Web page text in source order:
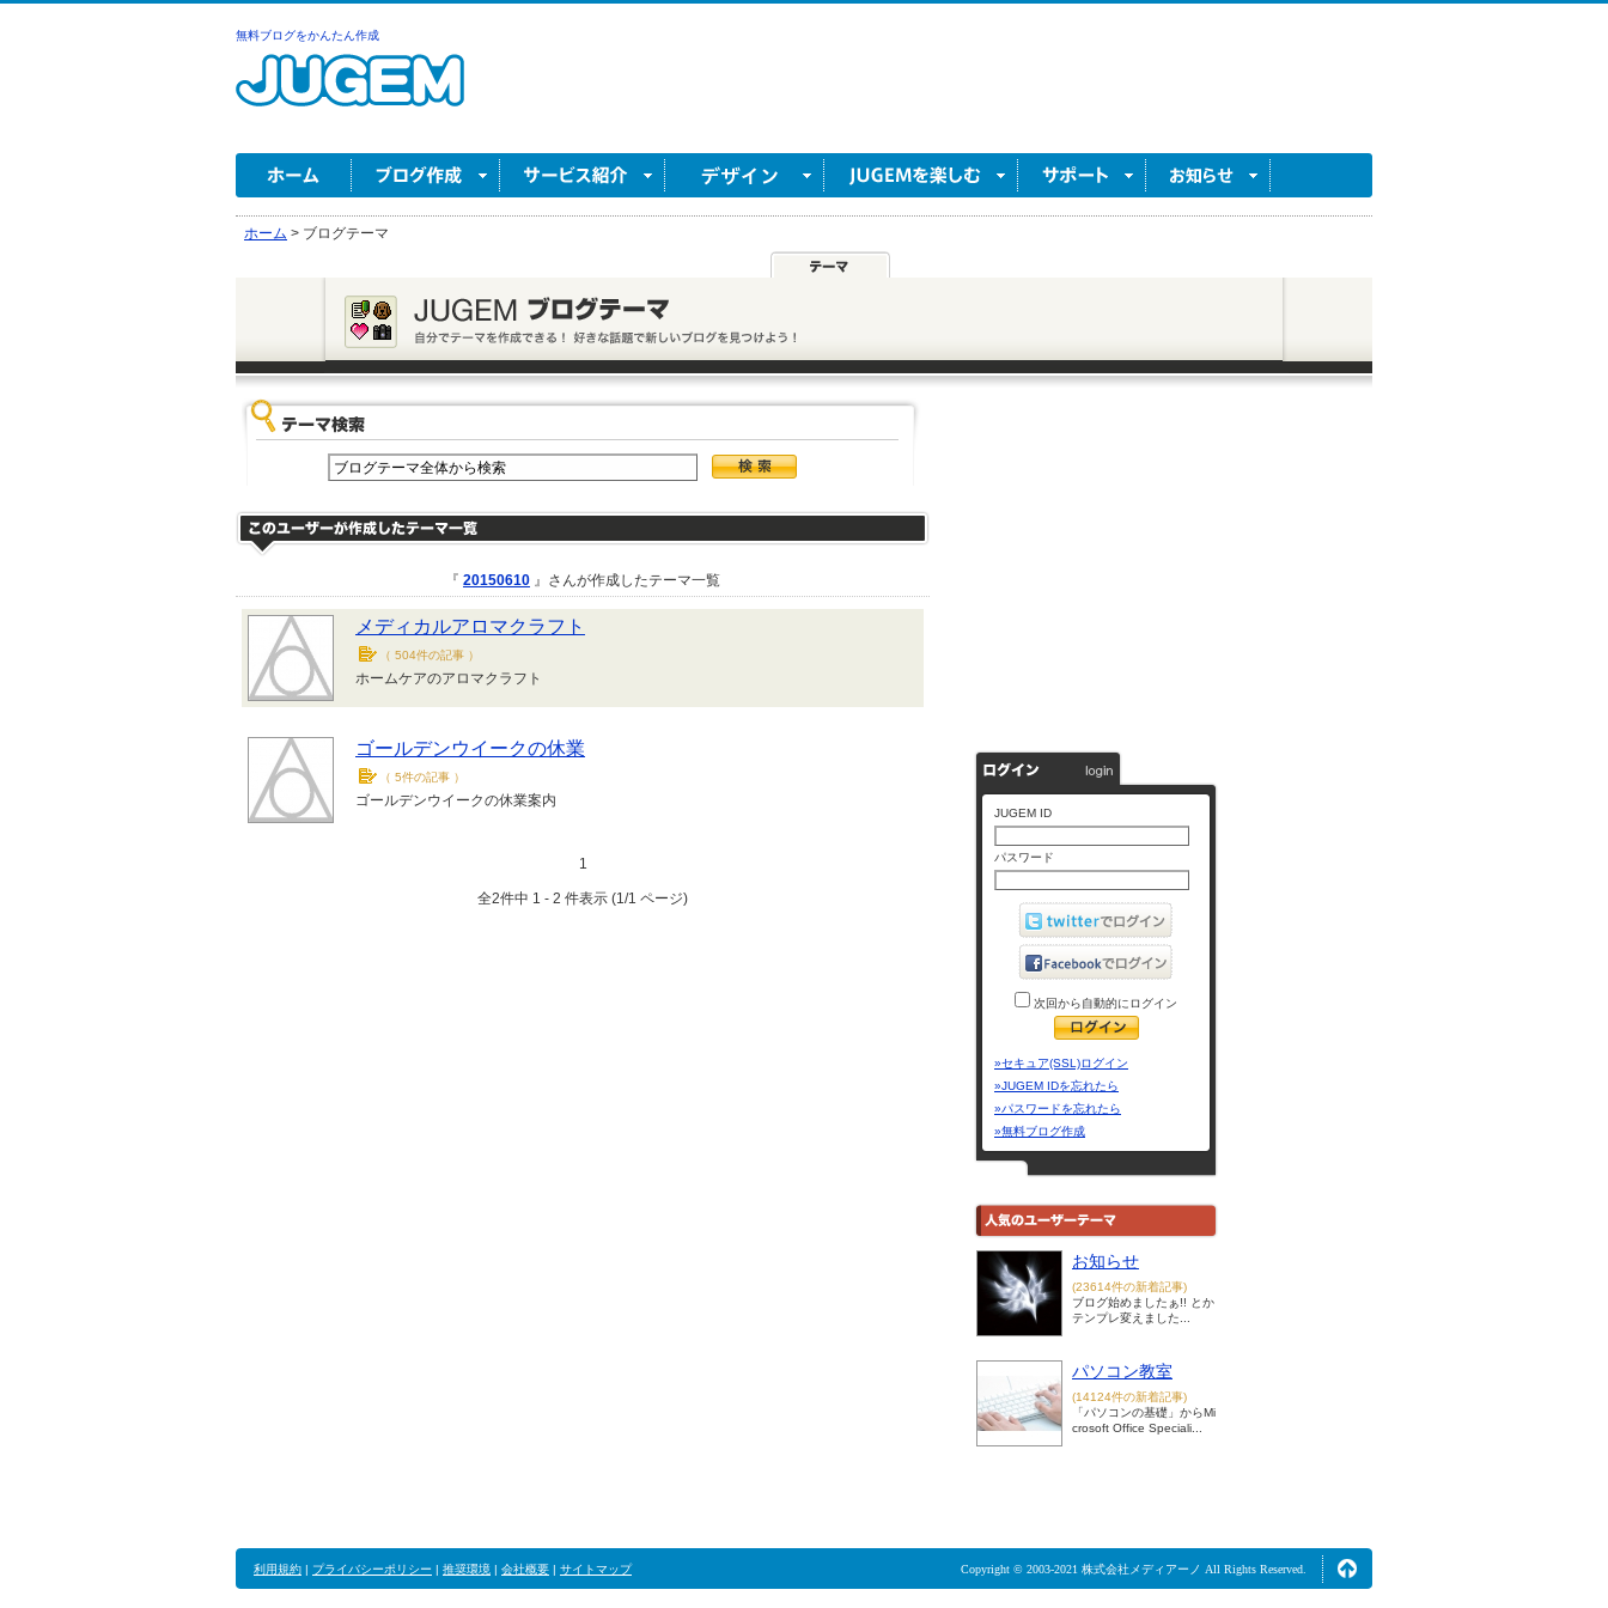
無料ブログをかんたん作成
ホーム > ブログテーマ
『 20150610 』さんが作成したテーマ一覧
メディカルアロマクラフト
（ 504件の記事 ）
ホームケアのアロマクラフト
ゴールデンウイークの休業
（ 5件の記事 ）
ゴールデンウイークの休業案内
1
全2件中 1 - 2 件表示 (1/1 ページ)
JUGEM ID
パスワード
次回から自動的にログイン
»セキュア(SSL)ログイン
»JUGEM IDを忘れたら
»パスワードを忘れたら
»無料ブログ作成
お知らせ
(23614件の新着記事)
ブログ始めましたぁ!! とか
テンプレ変えました...
パソコン教室
(14124件の新着記事)
「パソコンの基礎」からMi
crosoft Office Speciali...
利用規約 | プライバシーポリシー | 推奨環境 | 会社概要 | サイトマップ Copyright © 2003-2021 株式会社メディアーノ All Rights Reserved.